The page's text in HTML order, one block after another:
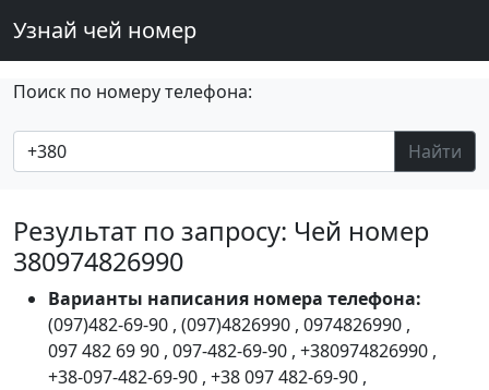
Узнай чей номер
Поиск по номеру телефона:
Найти
Результат по запросу: Чей номер
380974826990
Варианты написания номера телефона:
(097)482-69-90 , (097)4826990 , 0974826990 ,
097 482 69 90 , 097-482-69-90 , +380974826990 ,
+38-097-482-69-90 , +38 097 482-69-90 ,